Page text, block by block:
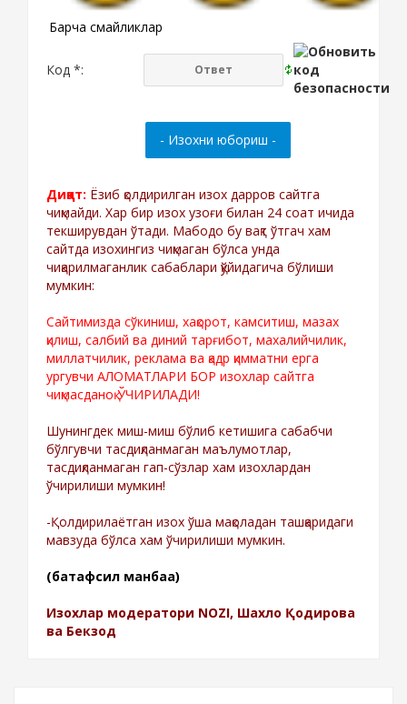
Барча смайликлар
Код *:
Диққат: Ёзиб қолдирилган изох дарров сайтга
чиқмайди. Хар бир изох узоғи билан 24 соат ичида
текширувдан ўтади. Мабодо бу вақт ўтгач хам
сайтда изохингиз чиқмаган бўлса унда
чиқарилмаганлик сабаблари қўйидагича бўлиши
мумкин:
Сайтимизда сўкиниш, хақорот, камситиш, мазах
қилиш, салбий ва диний тарғибот, махалийчилик,
миллатчилик, реклама ва қадр қимматни ерга
ургувчи АЛОМАТЛАРИ БОР изохлар сайтга
чиқмасданоқ ЎЧИРИЛАДИ!
Шунингдек миш-миш бўлиб кетишига сабабчи
бўлгувчи тасдиқланмаган маълумотлар,
тасдиқланмаган гап-сўзлар хам изохлардан
ўчирилиши мумкин!
-Қолдирилаётган изох ўша мақоладан ташқаридаги
мавзуда бўлса хам ўчирилиши мумкин.
(батафсил манбаа)
Изохлар модератори NOZI, Шахло Қодирова
ва Бекзод